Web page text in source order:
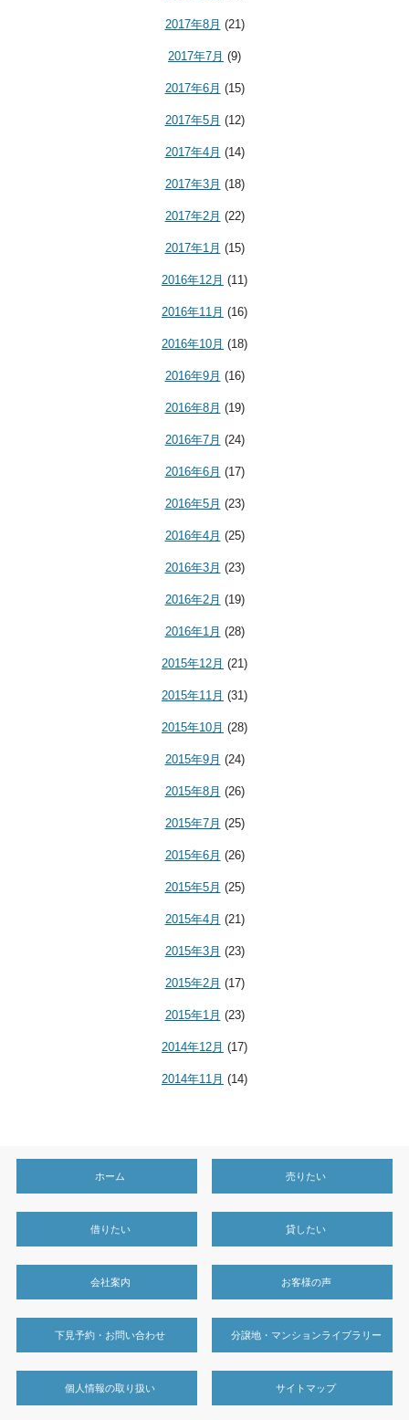
2017年8月 (21)
2017年7月 (9)
2017年6月 (15)
2017年5月 (12)
2017年4月 (14)
2017年3月 (18)
2017年2月 (22)
2017年1月 (15)
2016年12月 (11)
2016年11月 (16)
2016年10月 (18)
2016年9月 (16)
2016年8月 (19)
2016年7月 (24)
2016年6月 (17)
2016年5月 (23)
2016年4月 (25)
2016年3月 (23)
2016年2月 (19)
2016年1月 (28)
2015年12月 (21)
2015年11月 (31)
2015年10月 (28)
2015年9月 (24)
2015年8月 (26)
2015年7月 (25)
2015年6月 (26)
2015年5月 (25)
2015年4月 (21)
2015年3月 (23)
2015年2月 (17)
2015年1月 (23)
2014年12月 (17)
2014年11月 (14)
ホーム 売りたい
借りたい 貸したい
会社案内 お客様の声
下見予約・お問い合わせ 分譲地・マンションライブラリー
個人情報の取り扱い サイトマップ